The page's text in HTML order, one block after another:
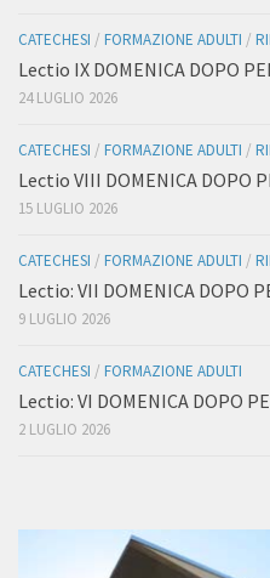
CATECHESI / FORMAZIONE ADULTI /
Lectio IX DOMENICA DOPO
24 LUGLIO 2026
CATECHESI / FORMAZIONE ADULTI /
Lectio VIII DOMENICA DOPO
15 LUGLIO 2026
CATECHESI / FORMAZIONE ADULTI /
Lectio: VII DOMENICA DOPO
9 LUGLIO 2026
CATECHESI / FORMAZIONE ADULTI
Lectio: VI DOMENICA DOPO
2 LUGLIO 2026